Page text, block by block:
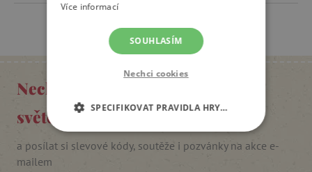
Nechte se inspirovat Agátiným
světem
a posílat si slevové kódy, soutěže i pozvánky na akce e-
mailem
Více informací
SOUHLASÍM
Nechci cookies
SPECIFIKOVAT PRAVIDLA HRY…